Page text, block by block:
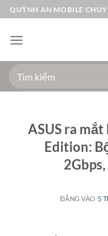
Bỏ
qua
nội
QUỲNH AN MOBILE
Tìm
kiếm:
ASUS ra
Edition:
ĐĂNG VÀO 5